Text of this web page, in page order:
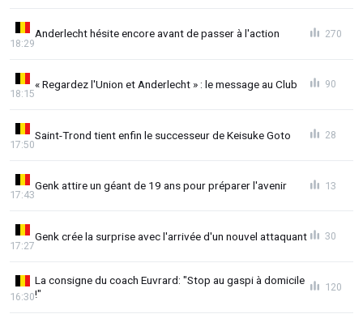
Anderlecht hésite encore avant de passer à l'action
18:29
270
« Regardez l'Union et Anderlecht » : le message au Club
18:15
90
Saint-Trond tient enfin le successeur de Keisuke Goto
17:50
28
Genk attire un géant de 19 ans pour préparer l'avenir
17:43
13
Genk crée la surprise avec l'arrivée d'un nouvel attaquant
17:27
30
La consigne du coach Euvrard: "Stop au gaspi à domicile
!"
16:30
120